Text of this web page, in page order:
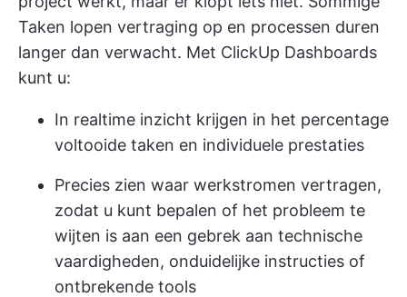
Taken lopen vertraging op en processen duren
langer dan verwacht. Met ClickUp Dashboards
kunt u:
In realtime inzicht krijgen in het percentage
voltooide taken en individuele prestaties
Precies zien waar werkstromen vertragen,
zodat u kunt bepalen of het probleem te
wijten is aan een gebrek aan technische
vaardigheden, onduidelijke instructies of
ontbrekende tools